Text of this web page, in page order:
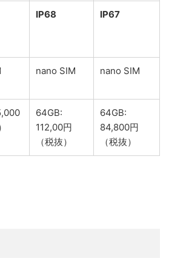
IP68 IP67
nano SIM nano SIM
64GB:
112,00円
（税抜）
64GB:
84,800円
（税抜）